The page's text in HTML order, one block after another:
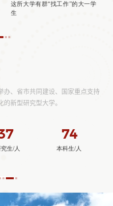
这所大学有群“找工作”的大一学
生
办、省市共同建设、国家重点支持
的新型研究型大学。
发表Science论文/篇